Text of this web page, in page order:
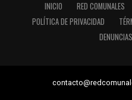
INICIO RED COMUNALES
POLÍTICA DE PRIVACIDAD
DENUNCIAS